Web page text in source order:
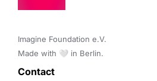
Imagine Foundation e.V.
Made with 🤍 in Berlin.
Contact